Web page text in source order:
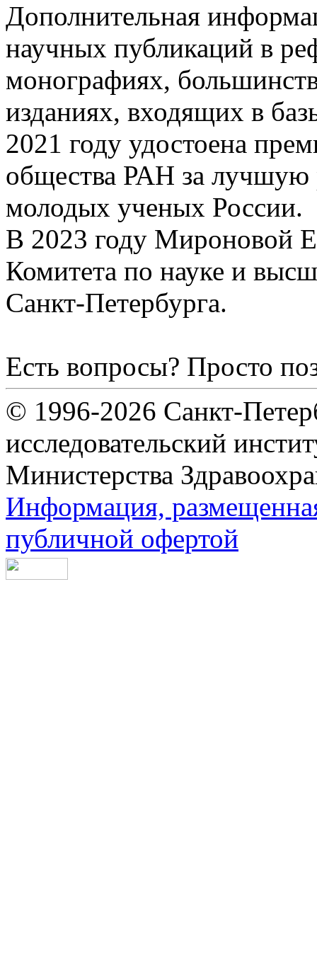
Дополнительная
научных публикаций в
монографиях,
изданиях, входящих в
2021 году удостоена
общества РАН за лучшую
молодых ученых России.
В 2023 году Мироновой
Комитета по науке и
Санкт-Петербурга.
Есть вопросы? Просто
© 1996-2026 Санкт-
исследовательский
Министерства
Информация,
публичной офертой